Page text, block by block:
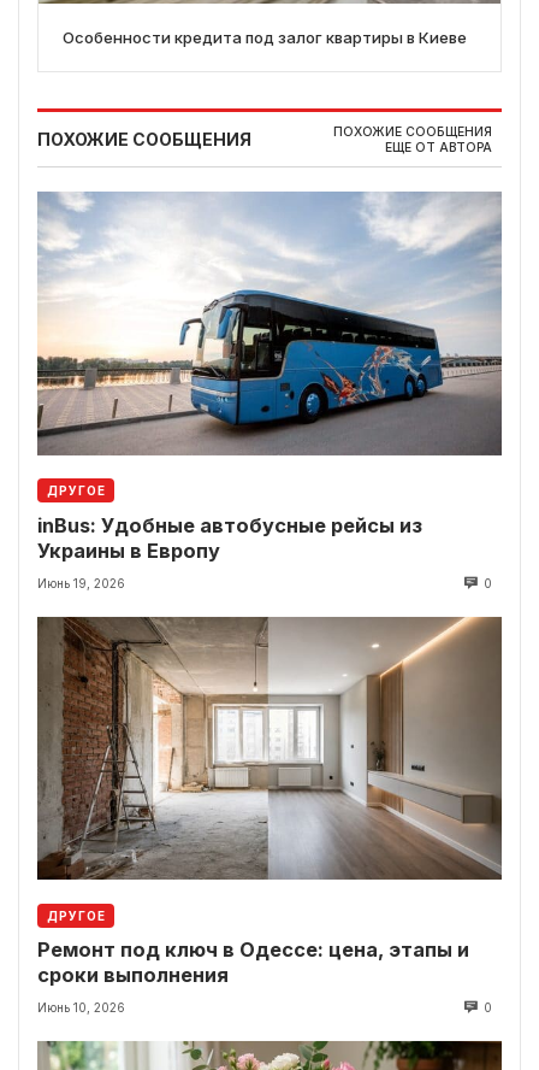
Особенности кредита под залог квартиры в Киеве
ПОХОЖИЕ СООБЩЕНИЯ
ПОХОЖИЕ СООБЩЕНИЯ
ЕЩЕ ОТ АВТОРА
ДРУГОЕ
inBus: Удобные автобусные рейсы из
Украины в Европу
Июнь 19, 2026 0
ДРУГОЕ
Ремонт под ключ в Одессе: цена, этапы и
сроки выполнения
Июнь 10, 2026 0